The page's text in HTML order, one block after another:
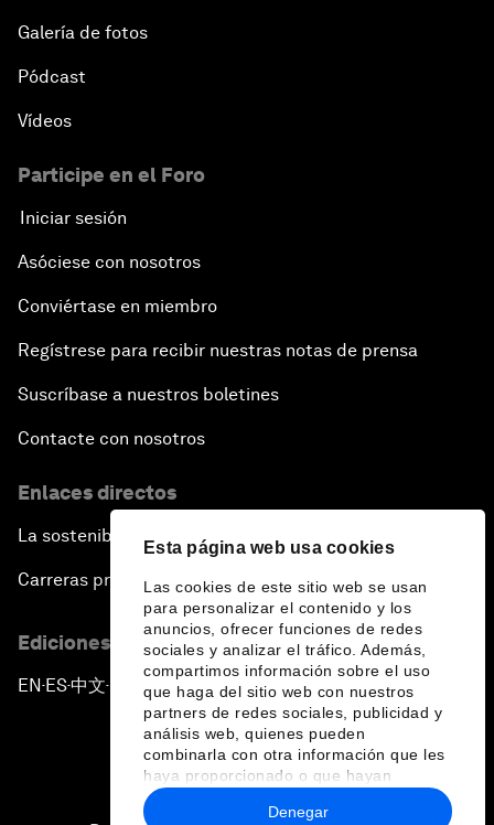
Esta página web usa cookies
Las cookies de este sitio web se usan
para personalizar el contenido y los
anuncios, ofrecer funciones de redes
sociales y analizar el tráfico. Además,
compartimos información sobre el uso
que haga del sitio web con nuestros
partners de redes sociales, publicidad y
análisis web, quienes pueden
combinarla con otra información que les
haya proporcionado o que hayan
recopilado a partir del uso que haya
hecho de sus servicios.
Denegar
Galería de fotos
Pódcast
Vídeos
Participe en el Foro
Iniciar sesión
Asóciese con nosotros
Conviértase en miembro
Regístrese para recibir nuestras notas de prensa
Suscríbase a nuestros boletines
Contacte con nosotros
Enlaces directos
La sostenibilidad en el Foro
Carreras profesionales
Ediciones en otros idiomas
EN ▪ES▪中文▪ 日本語